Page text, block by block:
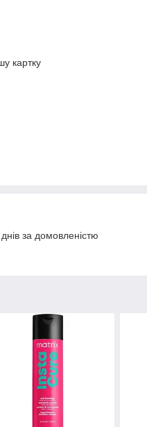
картку
за домовленістю